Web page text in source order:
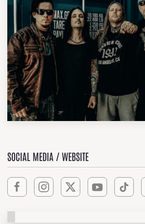
SOCIAL MEDIA / WEBSITE